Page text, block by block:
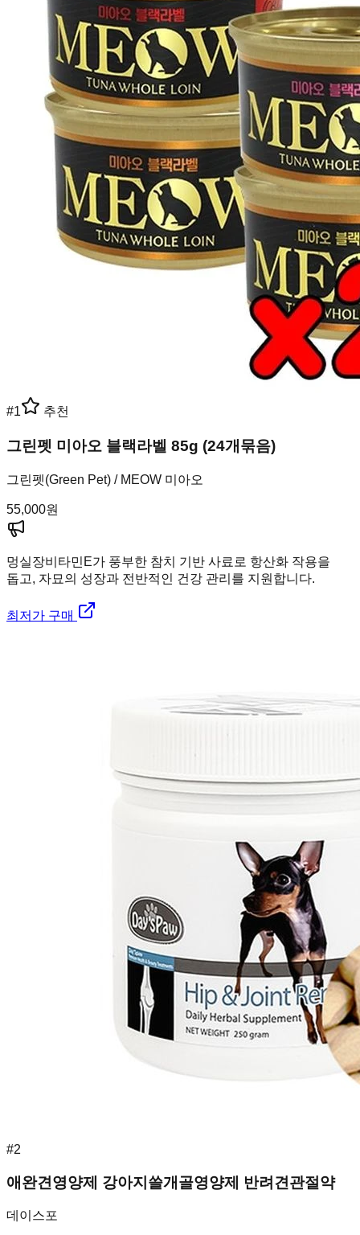
#1 추천
그린펫 미아오 블랙라벨 85g (24개묶음)
그린펫(Green Pet) / MEOW 미아오
55,000원
멍실장비타민E가 풍부한 참치 기반 사료로 항산화 작용을
돕고, 자묘의 성장과 전반적인 건강 관리를 지원합니다.
최저가 구매
#2
애완견영양제 강아지쓸개골영양제 반려견관절약
데이스포